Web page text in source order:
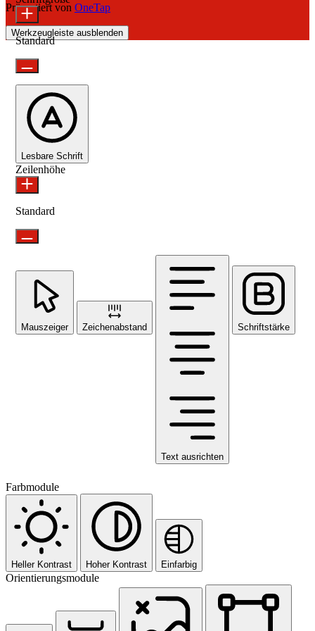
Präsentiert von OneTap
Werkzeugleiste ausblenden
Standard
Lesbare Schrift
Zeilenhöhe
Standard
Mauszeiger Zeichenabstand
Text ausrichten
Schriftstärke
Farbmodule
Heller Kontrast Hoher Kontrast Einfarbig
Orientierungsmodule